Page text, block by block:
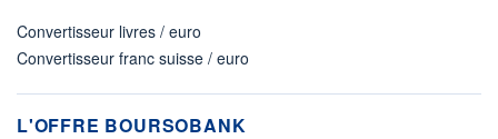
Convertisseur livres / euro
Convertisseur franc suisse / euro
L'OFFRE BOURSOBANK